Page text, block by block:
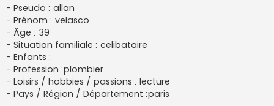
s
s
a
g
e
- Pseudo : allan
- Prénom : velasco
- Âge : 39
- Situation familiale : celibataire
- Enfants :
- Profession :plombier
- Loisirs / hobbies / passions : lecture
- Pays / Région / Département :paris